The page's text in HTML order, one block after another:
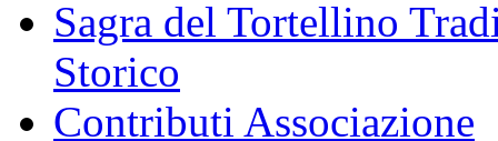
Sagra del Tortellino
Storico
Contributi Associazione